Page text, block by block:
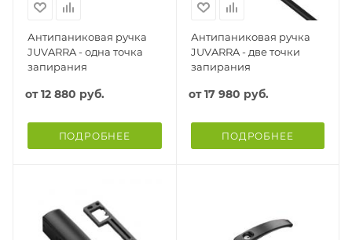
Антипаниковая ручка
JUVARRA - одна точка
запирания
от12 880 руб.
ПОДРОБНЕЕ
Антипаниковая ручка
JUVARRA - две точки
запирания
от17 980 руб.
ПОДРОБНЕЕ